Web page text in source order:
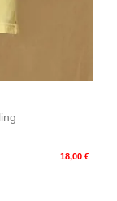
18,00 €